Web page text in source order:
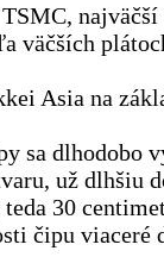
väčších
Asia na
sa dlhodobo
už dlhšiu
30
čipu viaceré